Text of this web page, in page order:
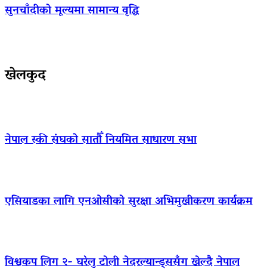
सुनचाँदीको मूल्यमा सामान्य वृद्धि
खेलकुद
नेपाल स्की संघको सातौँ नियमित साधारण सभा
एसियाडका लागि एनओसीको सुरक्षा अभिमुखीकरण कार्यक्रम
विश्वकप लिग २- घरेलु टोली नेदरल्यान्ड्ससँग खेल्दै नेपाल